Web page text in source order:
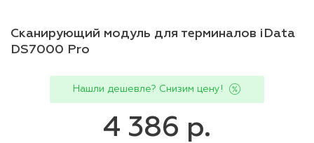
Сканирующий модуль для терминалов iData
DS7000 Pro
Нашли дешевле? Снизим цену!
4 386 р.